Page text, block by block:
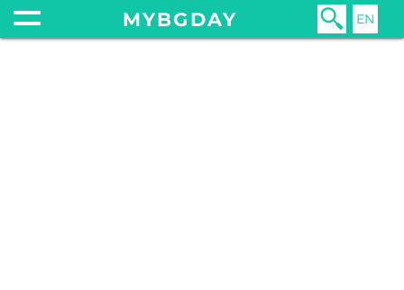
MYBGDAY EN